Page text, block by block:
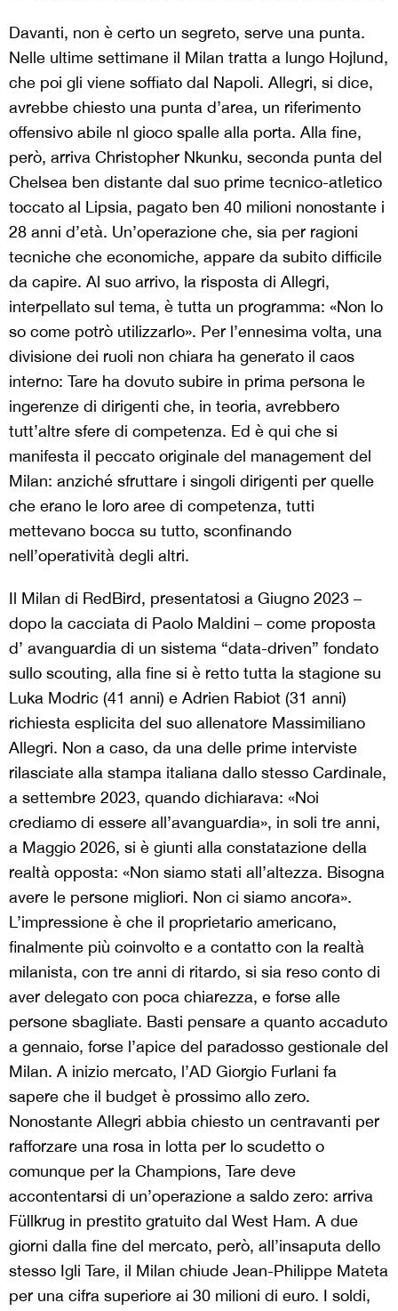
Davanti, non è certo un segreto, serve una punta.
Nelle ultime settimane il Milan tratta a lungo Hojlund,
che poi gli viene soffiato dal Napoli. Allegri, si dice,
avrebbe chiesto una punta d’area, un riferimento
offensivo abile nl gioco spalle alla porta. Alla fine,
però, arriva Christopher Nkunku, seconda punta del
Chelsea ben distante dal suo prime tecnico-atletico
toccato al Lipsia, pagato ben 40 milioni nonostante i
28 anni d’età. Un’operazione che, sia per ragioni
tecniche che economiche, appare da subito difficile
da capire. Al suo arrivo, la risposta di Allegri,
interpellato sul tema, è tutta un programma: «Non lo
so come potrò utilizzarlo». Per l’ennesima volta, una
divisione dei ruoli non chiara ha generato il caos
interno: Tare ha dovuto subire in prima persona le
ingerenze di dirigenti che, in teoria, avrebbero
tutt’altre sfere di competenza. Ed è qui che si
manifesta il peccato originale del management del
Milan: anziché sfruttare i singoli dirigenti per quelle
che erano le loro aree di competenza, tutti
mettevano bocca su tutto, sconfinando
nell’operatività degli altri.
Il Milan di RedBird, presentatosi a Giugno 2023 –
dopo la cacciata di Paolo Maldini – come proposta
d’ avanguardia di un sistema “data-driven” fondato
sullo scouting, alla fine si è retto tutta la stagione su
Luka Modric (41 anni) e Adrien Rabiot (31 anni)
richiesta esplicita del suo allenatore Massimiliano
Allegri. Non a caso, da una delle prime interviste
rilasciate alla stampa italiana dallo stesso Cardinale,
a settembre 2023, quando dichiarava: «Noi
crediamo di essere all’avanguardia», in soli tre anni,
a Maggio 2026, si è giunti alla constatazione della
realtà opposta: «Non siamo stati all’altezza. Bisogna
avere le persone migliori. Non ci siamo ancora».
L’impressione è che il proprietario americano,
finalmente più coinvolto e a contatto con la realtà
milanista, con tre anni di ritardo, si sia reso conto di
aver delegato con poca chiarezza, e forse alle
persone sbagliate. Basti pensare a quanto accaduto
a gennaio, forse l’apice del paradosso gestionale del
Milan. A inizio mercato, l’AD Giorgio Furlani fa
sapere che il budget è prossimo allo zero.
Nonostante Allegri abbia chiesto un centravanti per
rafforzare una rosa in lotta per lo scudetto o
comunque per la Champions, Tare deve
accontentarsi di un’operazione a saldo zero: arriva
Füllkrug in prestito gratuito dal West Ham. A due
giorni dalla fine del mercato, però, all’insaputa dello
stesso Igli Tare, il Milan chiude Jean-Philippe Mateta
per una cifra superiore ai 30 milioni di euro. I soldi,